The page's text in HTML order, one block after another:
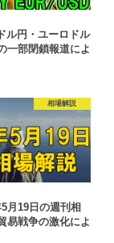
ル円・ユーロドル
一部閉鎖報道によ
相場解説
5月19日の週刊相
易戦争の激化によ